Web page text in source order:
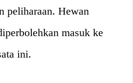
peliharaan. Hewan
masuk ke
ini.